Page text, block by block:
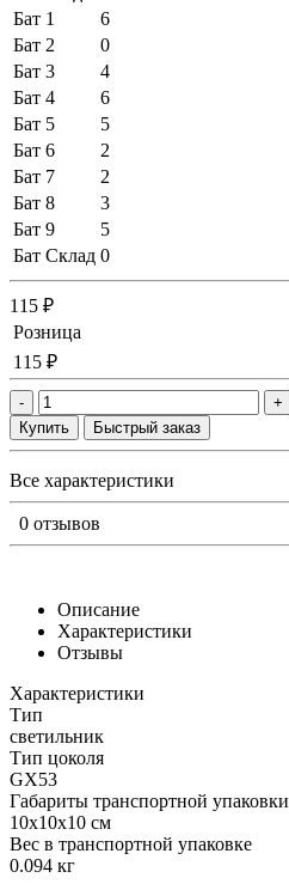
Бат 1
6
Бат 2
0
Бат 3
4
Бат 4
6
Бат 5
5
Бат 6
2
Бат 7
2
Бат 8
3
Бат 9
5
Бат Склад 0
115 ₽
Розница
115 ₽
-
+
Купить
Быстрый заказ
Все характеристики
0 отзывов
Описание
Характеристики
Отзывы
Характеристики
Тип
светильник
Тип цоколя
GX53
Габариты транспортной упаковки
10х10х10 см
Вес в транспортной упаковке
0.094 кг